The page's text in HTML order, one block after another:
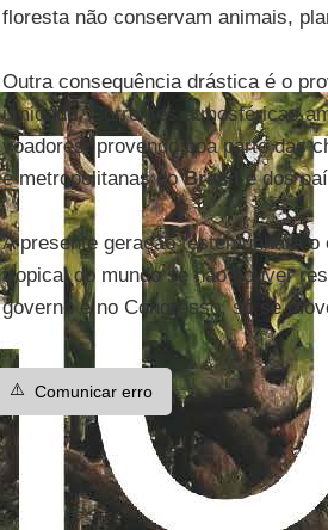
floresta não conservam animais,
Outra consequência drástica é o
umidade. Correntes atmosféricas
voadores, provendo boa parte das
e metropolitanas doBrasil e dos
A presente geração testemunhará
tropical do mundo se não houver
governo e no Congresso, só se
⚠️ Comunicar erro